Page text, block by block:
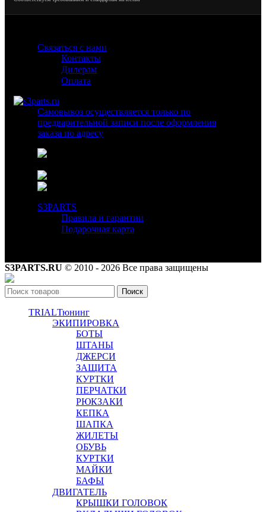
Связаться с нами
Контакты
Дилерам
Оплата
Самовывоз осуществляется только по
предварительной записи после оформления
заказа по адресу
S3PARTS
Правила и гарантии
Подарочная карта
S3PARTS.RU © 2010 - 2026 Все права защищены
Поиск
TRIALТюнинг
ЭКИПИРОВКА
БОТЫ
ШТАНЫ
ДЖЕРСИ
ЗАЩИТА
КУРТКИ
ПЕРЧАТКИ
РЮКЗАКИ
КЕПКА
ШАПКА
ЖИЛЕТЫ
ОБУВЬ
КУРТКИ
МАЙКИ
БАФЫ
ДВИГАТЕЛЬ
КРЫШКИ ГОЛОВОК